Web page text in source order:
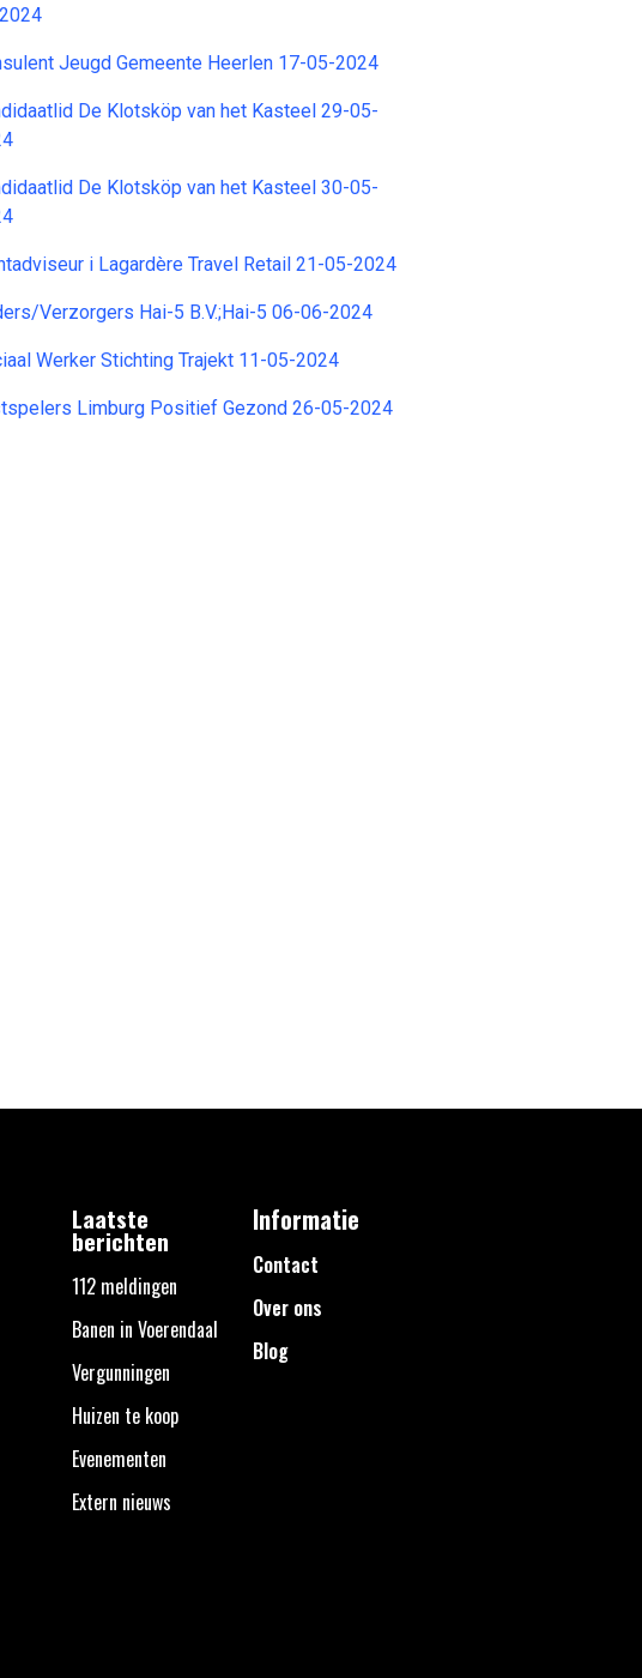
Jeugd Gemeente Heerlen 17-05-2024
De Klotsköp van het Kasteel 29-05-
De Klotsköp van het Kasteel 30-05-
i Lagardère Travel Retail 21-05-2024
Verzorgers Hai-5 B.V.;Hai-5 06-06-2024
Werker Stichting Trajekt 11-05-2024
Limburg Positief Gezond 26-05-2024
Laatste
berichten
112 meldingen
Banen in Voerendaal
Vergunningen
Huizen te koop
Evenementen
Extern nieuws
Informatie
Contact
Over ons
Blog